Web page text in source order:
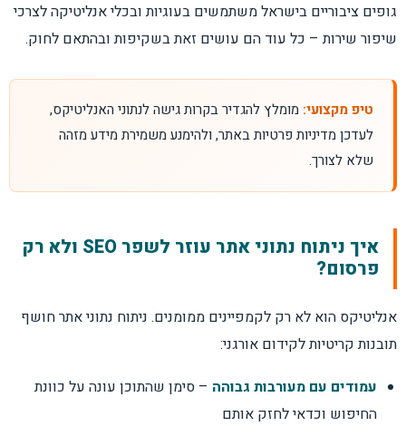
גופים ציבוריים בישראל משתמשים בעוגיות ובכלי אנליטיקה לצרכי
שיפור שירות – כל עוד הם עושים זאת בשקיפות ובהתאם לחוק.
טיפ מקצועי: מומלץ להגדיר בקרות גישה לנתוני האנליטיקס,
לעדכן מדיניות פרטיות באתר, ולהימנע משמירת מידע מזהה
שלא לצורך.
איך ניתוח נתוני אתר עוזר לשפר SEO ולא רק
פרסום?
אנליטיקס הוא לא רק לקמפיינים ממומנים. ניתוח נתוני אתר חושף
תובנות קריטיות לקידום אורגני:
עמודים עם מעורבות גבוהה – סימן שהתוכן עונה על כוונת
החיפוש וכדאי לחזק אותם